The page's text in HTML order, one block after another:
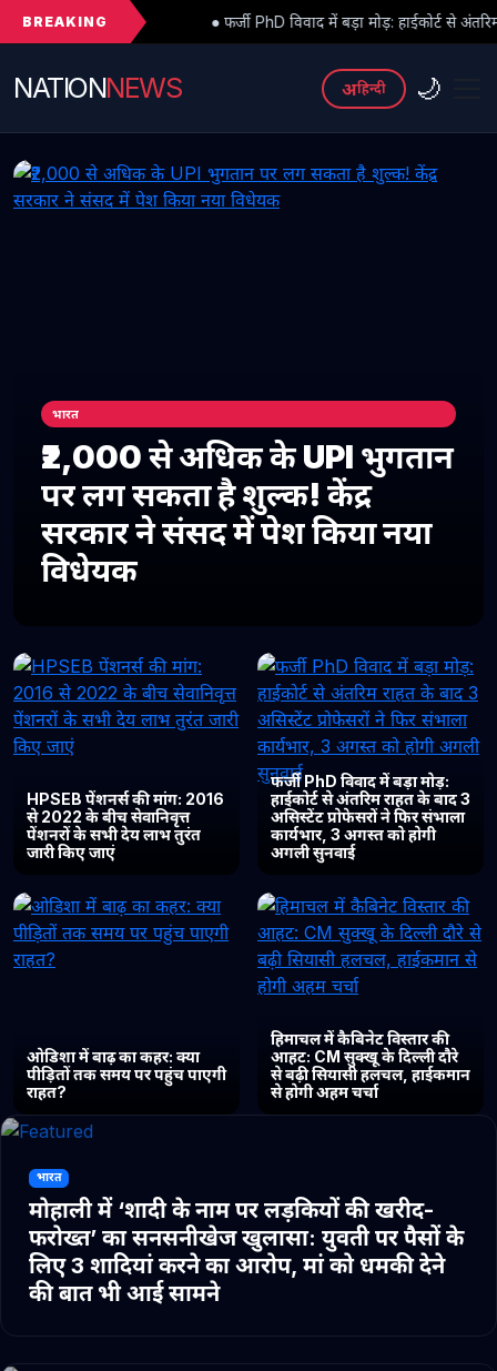
BREAKING● फर्जी PhD विवाद में बड़ा मोड़: हाईकोर्ट से अंतरिम राहत के बाद 3
NATIONNEWS अहिन्दी 🌙
भारत
₹2,000 से अधिक के UPI भुगतान
पर लग सकता है शुल्क! केंद्र
सरकार ने संसद में पेश किया नया
विधेयक
HPSEB पेंशनर्स की मांग: 2016
से 2022 के बीच सेवानिवृत्त
पेंशनरों के सभी देय लाभ तुरंत
जारी किए जाएं
फर्जी PhD विवाद में बड़ा मोड़:
हाईकोर्ट से अंतरिम राहत के बाद 3
असिस्टेंट प्रोफेसरों ने फिर संभाला
कार्यभार, 3 अगस्त को होगी
अगली सुनवाई
ओडिशा में बाढ़ का कहर: क्या
पीड़ितों तक समय पर पहुंच पाएगी
राहत?
हिमाचल में कैबिनेट विस्तार की
आहट: CM सुक्खू के दिल्ली दौरे
से बढ़ी सियासी हलचल, हाईकमान
से होगी अहम चर्चा
भारत
मोहाली में ‘शादी के नाम पर लड़कियों की खरीद-
फरोख्त’ का सनसनीखेज खुलासा: युवती पर पैसों के
लिए 3 शादियां करने का आरोप, मां को धमकी देने
की बात भी आई सामने